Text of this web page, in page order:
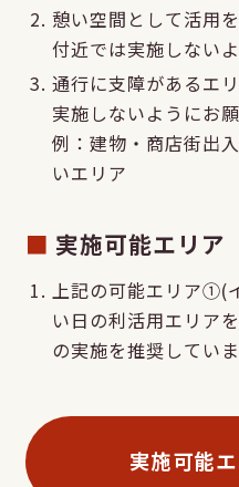
憩い空間として活用
付近では実施しない
通行に支障があるエ
実施しないようにお願
例：建物・商店街出
いエリア
実施可能エリア
上記の可能エリア①(
い日の利活用エリア
の実施を推奨していま
実施可能